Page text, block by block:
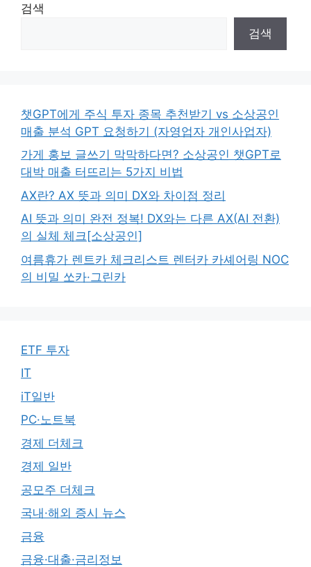
검색
검색
챗GPT에게 주식 투자 종목 추천받기 vs 소상공인
매출 분석 GPT 요청하기 (자영업자 개인사업자)
가게 홍보 글쓰기 막막하다면? 소상공인 챗GPT로
대박 매출 터뜨리는 5가지 비법
AX란? AX 뜻과 의미 DX와 차이점 정리
AI 뜻과 의미 완전 정복! DX와는 다른 AX(AI 전환)
의 실체 체크[소상공인]
여름휴가 렌트카 체크리스트 렌터카 카셰어링 NOC
의 비밀 쏘카·그린카
ETF 투자
IT
iT일반
PC·노트북
경제 더체크
경제 일반
공모주 더체크
국내·해외 증시 뉴스
금융
금융·대출·금리정보